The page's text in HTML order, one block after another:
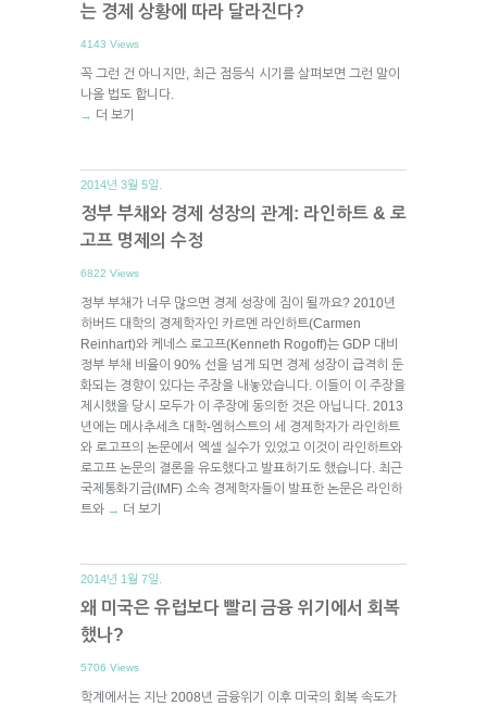
는 경제 상황에 따라 달라진다?
4143 Views
꼭 그런 건 아니지만, 최근 점등식 시기를 살펴보면 그런 말이
나올 법도 합니다.
→ 더 보기
2014년 3월 5일.
정부 부채와 경제 성장의 관계: 라인하트 & 로
고프 명제의 수정
6822 Views
정부 부채가 너무 많으면 경제 성장에 짐이 될까요? 2010년
하버드 대학의 경제학자인 카르멘 라인하트(Carmen
Reinhart)와 케네스 로고프(Kenneth Rogoff)는 GDP 대비
정부 부채 비율이 90% 선을 넘게 되면 경제 성장이 급격히 둔
화되는 경향이 있다는 주장을 내놓았습니다. 이들이 이 주장을
제시했을 당시 모두가 이 주장에 동의한 것은 아닙니다. 2013
년에는 메사추세츠 대학-엠허스트의 세 경제학자가 라인하트
와 로고프의 논문에서 엑셀 실수가 있었고 이것이 라인하트와
로고프 논문의 결론을 유도했다고 발표하기도 했습니다. 최근
국제통화기금(IMF) 소속 경제학자들이 발표한 논문은 라인하
트와 → 더 보기
2014년 1월 7일.
왜 미국은 유럽보다 빨리 금융 위기에서 회복
했나?
5706 Views
학계에서는 지난 2008년 금융위기 이후 미국의 회복 속도가